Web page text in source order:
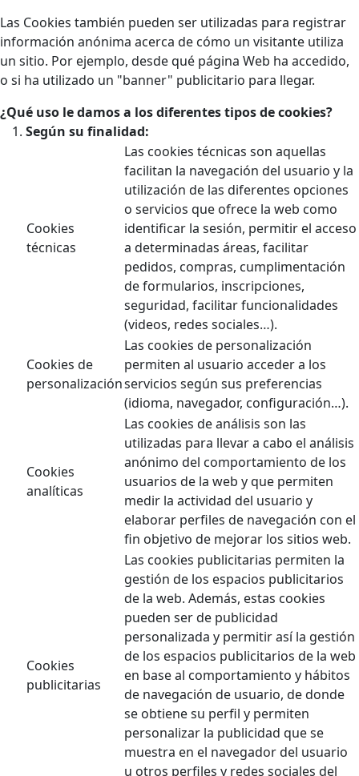
Las Cookies también pueden ser utilizadas para registrar
información anónima acerca de cómo un visitante utiliza
un sitio. Por ejemplo, desde qué página Web ha accedido,
o si ha utilizado un "banner" publicitario para llegar.
¿Qué uso le damos a los diferentes tipos de cookies?
Según su finalidad:
Cookies
técnicas
Las cookies técnicas son aquellas
facilitan la navegación del usuario y la
utilización de las diferentes opciones
o servicios que ofrece la web como
identificar la sesión, permitir el acceso
a determinadas áreas, facilitar
pedidos, compras, cumplimentación
de formularios, inscripciones,
seguridad, facilitar funcionalidades
(videos, redes sociales…).
Cookies de
personalización
Las cookies de personalización
permiten al usuario acceder a los
servicios según sus preferencias
(idioma, navegador, configuración…).
Cookies
analíticas
Las cookies de análisis son las
utilizadas para llevar a cabo el análisis
anónimo del comportamiento de los
usuarios de la web y que permiten
medir la actividad del usuario y
elaborar perfiles de navegación con el
fin objetivo de mejorar los sitios web.
Cookies
publicitarias
Las cookies publicitarias permiten la
gestión de los espacios publicitarios
de la web. Además, estas cookies
pueden ser de publicidad
personalizada y permitir así la gestión
de los espacios publicitarios de la web
en base al comportamiento y hábitos
de navegación de usuario, de donde
se obtiene su perfil y permiten
personalizar la publicidad que se
muestra en el navegador del usuario
u otros perfiles y redes sociales del